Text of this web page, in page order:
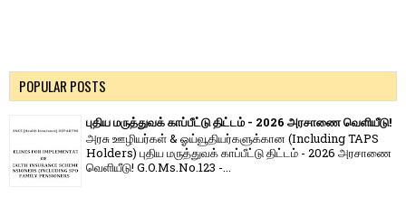
POPULAR POSTS
புதிய மருத்துவக் காப்பீட்டு திட்டம் - 2026 அரசாணை வெளியீடு!
அரசு ஊழியர்கள் & ஓய்வூதியர்களுக்கான (Including TAPS
Holders) புதிய மருத்துவக் காப்பீட்டு திட்டம் - 2026 அரசாணை
வெளியீடு! G.O.Ms.No.123 -...